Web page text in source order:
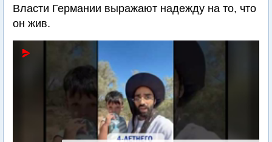
Власти Германии выражают надежду на то, что
он жив.